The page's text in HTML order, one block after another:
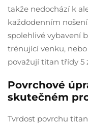
takže nedochází k
každodenním
spolehlivé vybavení
trénující venku,
považují titan třídy 5
Povrchové
skutečném
Tvrdost povrchu